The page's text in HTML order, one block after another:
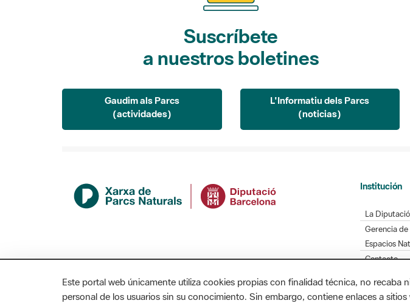
Suscríbete
a nuestros boletines
Gaudim als Parcs
(actividades)
L'Informatiu dels Parcs
(noticias)
Institución
La
Gerencia
Espacios
Contacto
Este portal web únicamente utiliza cookies propias con finalidad técnica, no recaba
personal de los usuarios sin su conocimiento. Sin embargo, contiene enlaces a